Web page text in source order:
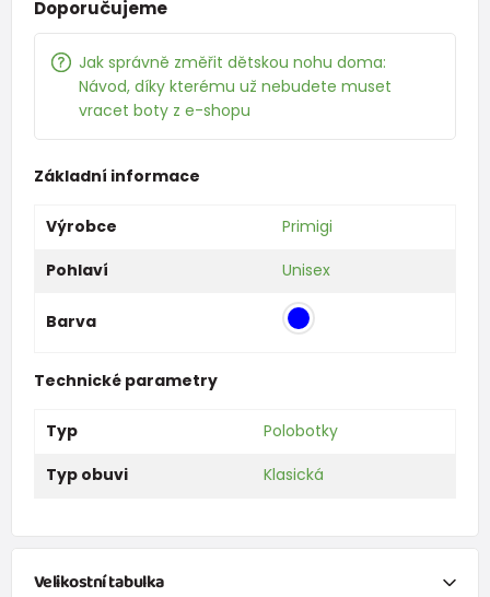
Doporučujeme
Jak správně změřit dětskou nohu doma:
Návod, díky kterému už nebudete muset
vracet boty z e-shopu
Základní informace
Výrobce
Primigi
Pohlaví
Unisex
Barva
Technické parametry
Typ
Polobotky
Typ obuvi
Klasická
Velikostní tabulka